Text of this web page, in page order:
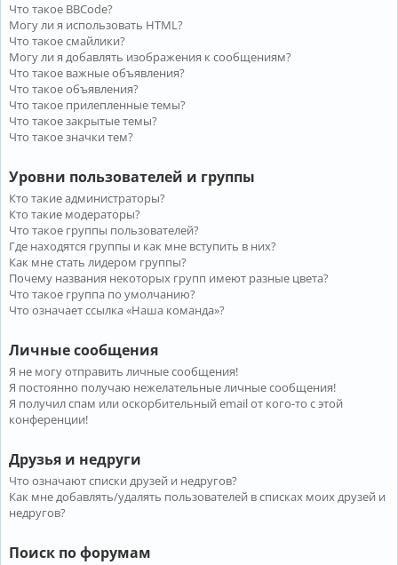
Что такое BBCode?
Могу ли я использовать HTML?
Что такое смайлики?
Могу ли я добавлять изображения к сообщениям?
Что такое важные объявления?
Что такое объявления?
Что такое прилепленные темы?
Что такое закрытые темы?
Что такое значки тем?
Уровни пользователей и группы
Кто такие администраторы?
Кто такие модераторы?
Что такое группы пользователей?
Где находятся группы и как мне вступить в них?
Как мне стать лидером группы?
Почему названия некоторых групп имеют разные цвета?
Что такое группа по умолчанию?
Что означает ссылка «Наша команда»?
Личные сообщения
Я не могу отправить личные сообщения!
Я постоянно получаю нежелательные личные сообщения!
Я получил спам или оскорбительный email от кого-то с этой
конференции!
Друзья и недруги
Что означают списки друзей и недругов?
Как мне добавлять/удалять пользователей в списках моих друзей и
недругов?
Поиск по форумам